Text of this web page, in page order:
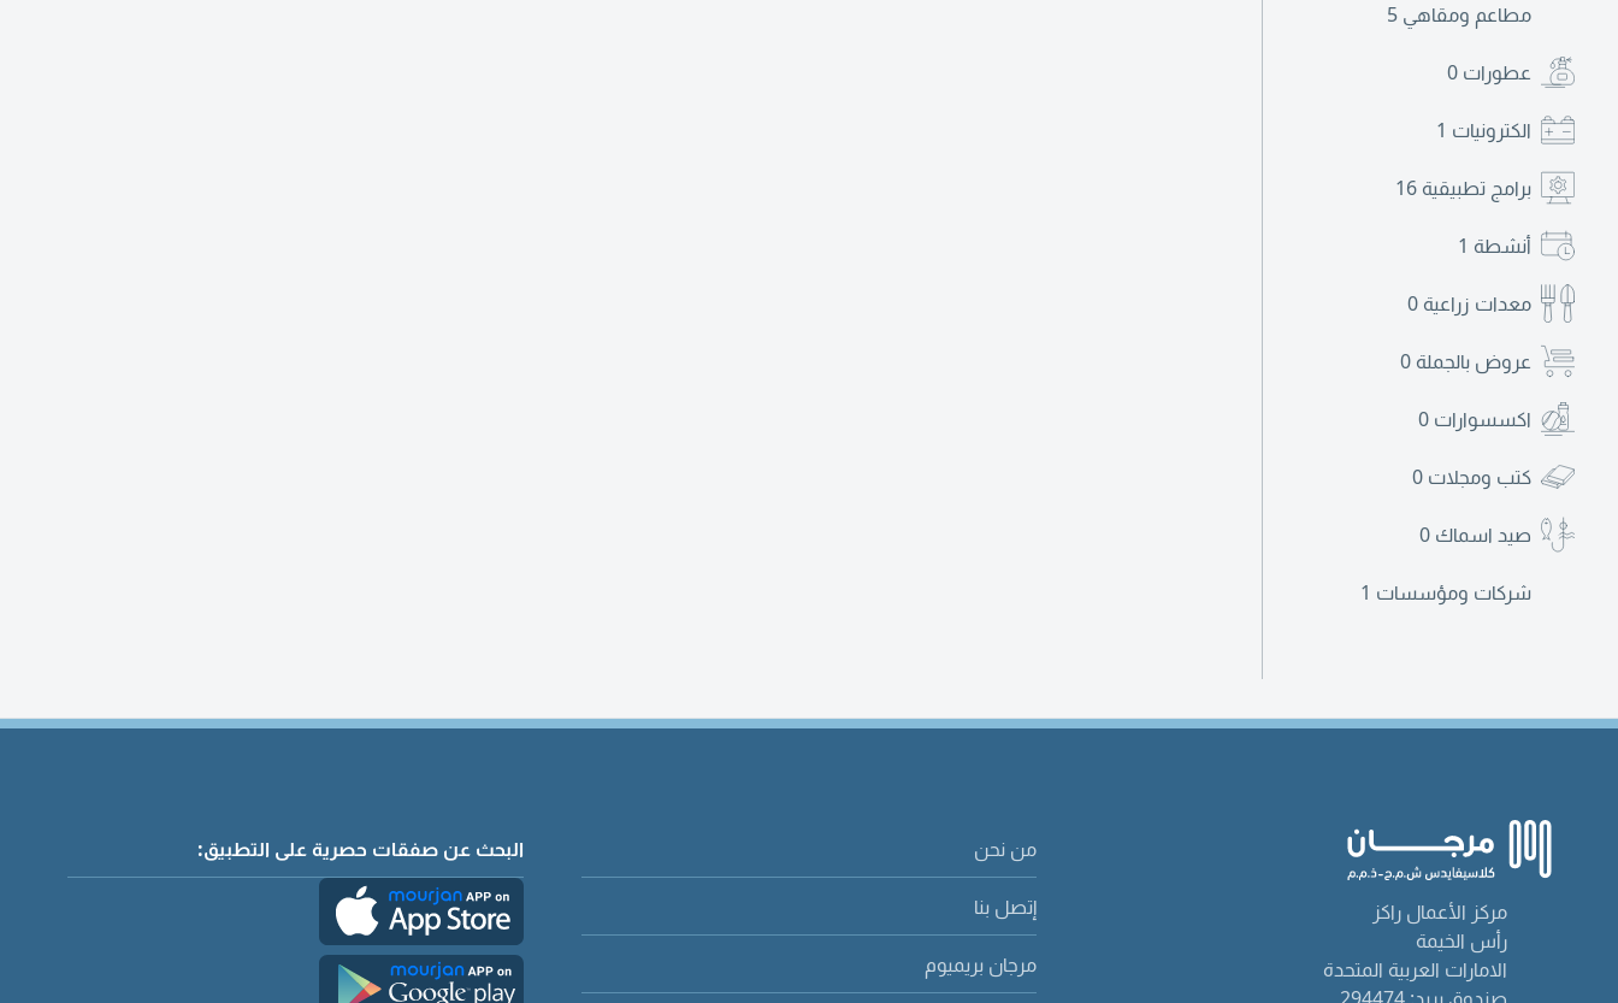
مطاعم ومقاهي 5
عطورات 0
الكترونيات 1
برامج تطبيقية 16
أنشطة 1
معدات زراعية 0
عروض بالجملة 0
اكسسوارات 0
كتب ومجلات 0
صيد اسماك 0
شركات ومؤسسات 1
مركز الأعمال راكز
رأس الخيمة
الامارات العربية المتحدة
من نحن
إتصل بنا
مرجان بريميوم
البحث عن صفقات حصرية على التطبيق: